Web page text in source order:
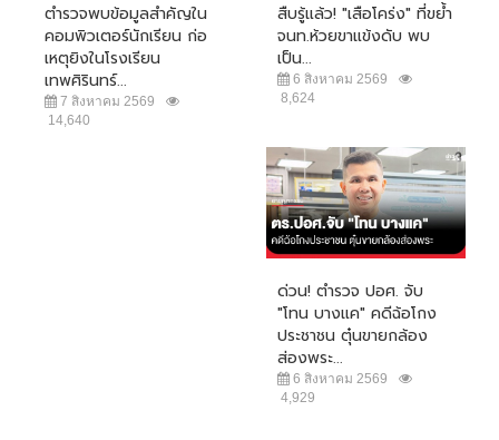
ตำรวจพบข้อมูลสำคัญใน
คอมพิวเตอร์นักเรียน ก่อ
เหตุยิงในโรงเรียน
เทพศิรินทร์...
7 สิงหาคม 2569
14,640
สืบรู้แล้ว! "เสือโคร่ง" ที่ขย้ำ
จนท.ห้วยขาแข้งดับ พบ
เป็น...
6 สิงหาคม 2569
8,624
ด่วน! ตำรวจ ปอศ. จับ
"โทน บางแค" คดีฉ้อโกง
ประชาชน ตุ๋นขายกล้อง
ส่องพระ...
6 สิงหาคม 2569
4,929